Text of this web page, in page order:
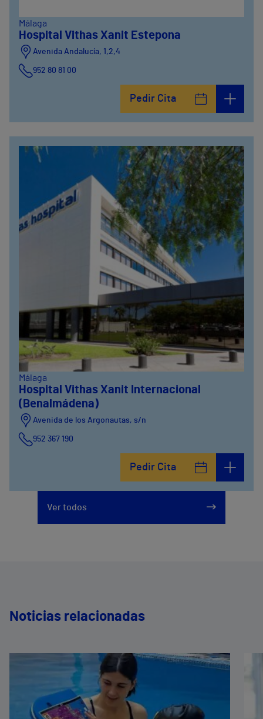
Málaga
Hospital Vithas Xanit Estepona
Avenida Andalucía, 1,2,4
952 80 81 00
Pedir Cita
Málaga
Hospital Vithas Xanit Internacional
(Benalmádena)
Avenida de los Argonautas, s/n
952 367 190
Pedir Cita
Ver todos
Noticias relacionadas